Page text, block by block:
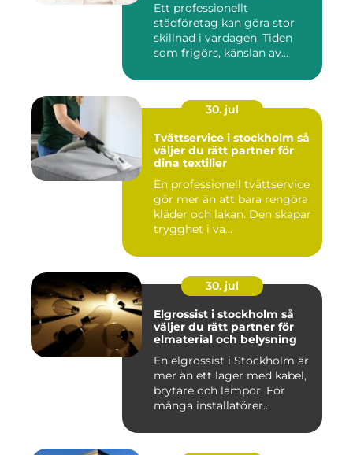
Ett professionellt
städföretag kan göra stor
skillnad i vardagen. Tiden
som frigörs, känslan av
30. jul
Tvättservice i stockholm så
väljer du rätt partner för
dina textilier
En professionell tvättservice
gör mer än att bara rengöra
kläder och lakan. Den skapar
trygghet i va...
30. jul
Elgrossist i stockholm så
väljer du rätt partner för
elmaterial och belysning
En elgrossist i Stockholm är
mer än ett lager med kabel,
brytare och lampor. För
många installatörer...